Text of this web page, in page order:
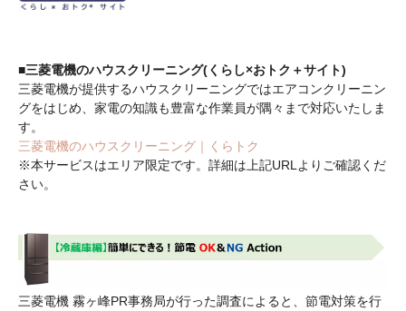
■三菱電機のハウスクリーニング(くらし×おトク＋サイト)
三菱電機が提供するハウスクリーニングではエアコンクリーニン
グをはじめ、家電の知識も豊富な作業員が隅々まで対応いたしま
す。
三菱電機のハウスクリーニング｜くらトク
※本サービスはエリア限定です。詳細は上記URLよりご確認くだ
さい。
三菱電機 霧ヶ峰PR事務局が行った調査によると、節電対策を行